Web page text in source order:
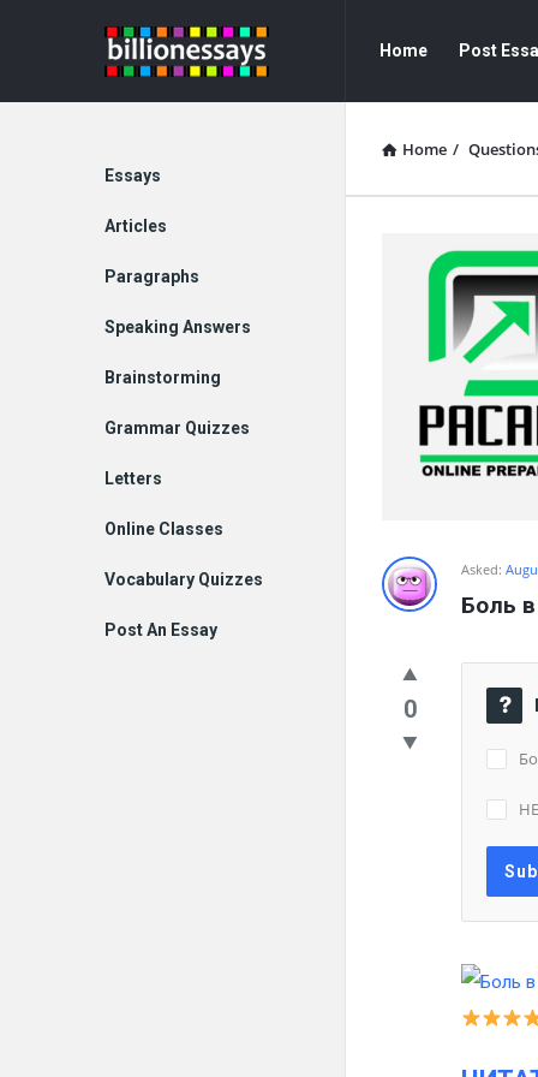
Billion
Essays
Essays
Navigation
Home Post
Home /
Asked:
Боль
0
Explore
Essays
Articles
Paragraphs
Speaking Answers
Brainstorming
Grammar Quizzes
Letters
Online Classes
Vocabulary Quizzes
Post An Essay